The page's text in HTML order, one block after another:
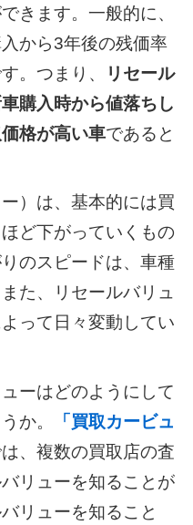
きます。一般的に、
から3年後の残価率
。つまり、
リセール
購入時から値落ちし
格が高い車であると
）は、基本的には買
ど下がっていくもの
のスピードは、車種
た、リセールバリュ
って日々変動してい
ーはどのようにして
か。
「買取カービュ
、複数の買取店の査
リューを知ることが
リューを知ること